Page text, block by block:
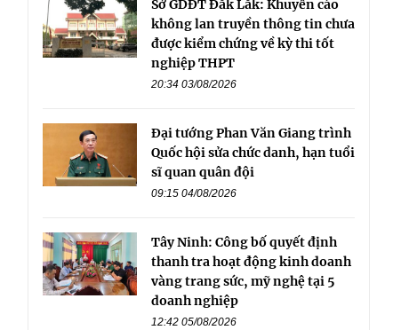
Sở GDĐT Đắk Lắk: Khuyến cáo
không lan truyền thông tin chưa
được kiểm chứng về kỳ thi tốt
nghiệp THPT
20:34 03/08/2026
Đại tướng Phan Văn Giang trình
Quốc hội sửa chức danh, hạn tuổi
sĩ quan quân đội
09:15 04/08/2026
Tây Ninh: Công bố quyết định
thanh tra hoạt động kinh doanh
vàng trang sức, mỹ nghệ tại 5
doanh nghiệp
12:42 05/08/2026